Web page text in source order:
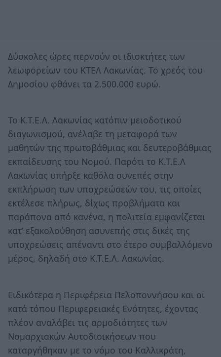
Δύσκολες ώρες περνούν οι ιδιοκτήτες των
λεωφορείων του ΚΤΕΛ Λακωνίας. Το χρεός του
Δημοσίου φθάνει τα 2.500.000 ευρώ.
Το Κ.Τ.Ε.Λ. Λακωνίας κατόπιν μειοδοτικού
διαγωνισμού, ανέλαβε τη μεταφορά των
μαθητών της πρωτοβάθμιας και δευτεροβάθμιας
εκπαίδευσης του Νομού. Παρότι το Κ.Τ.Ε.Λ
Λακωνίας υπήρξε καθόλα συνεπές στην
εκπλήρωση των υποχρεώσεών του, τις οποίες
εκτέλεσε πλήρως, δίχως προβλήματα και
παράπονα από κανένα, η πολιτεία εμφανίζεται
κατ’ εξακολούθηση ασυνεπής στις δικές της
υποχρεώσεις απέναντι στο έτερο συμβαλλόμενο
μέρος, δηλαδή στο Κ.Τ.Ε.Λ. Λακωνίας.
Ειδικότερα η Περιφέρεια Πελοποννήσου και οι
κατά τόπου Περιφερειακές Ενότητες, έχοντας
πλέον αναλάβει τις αρμοδιότητες των
Νομαρχιακών Αυτοδιοικήσεων που
καταργήθηκαν με το νόμο του Καλλικράτη,